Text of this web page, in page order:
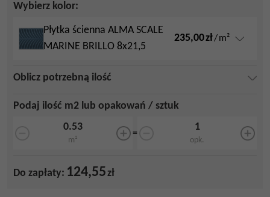
Wybierz kolor:
Płytka ścienna ALMA SCALE
MARINE BRILLO 8x21,5
235,00zł/m²
Oblicz potrzebną ilość
Podaj ilość m2 lub opakowań / sztuk
m²
=
opk.
Do zapłaty: 124,55zł